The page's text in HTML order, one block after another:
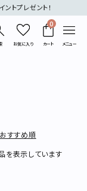
トプレゼント！
お気に入り
0
カート メニュー
おすすめ順
表示しています